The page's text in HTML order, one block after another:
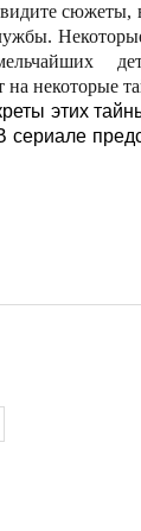
сюжеты,
на некоторые
этих
сериале